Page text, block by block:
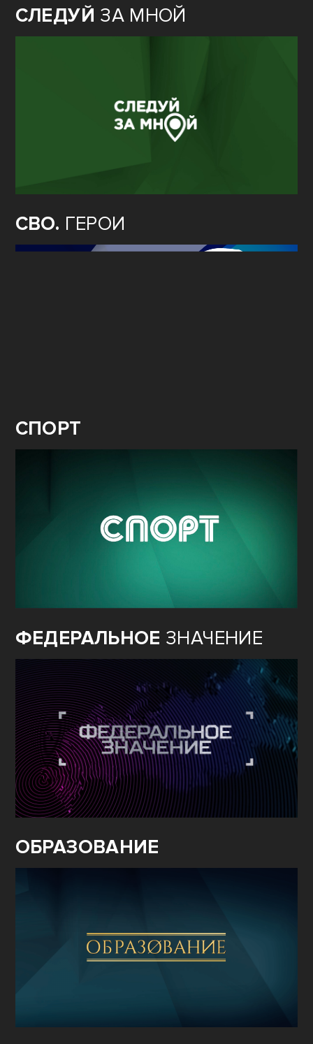
СЛЕДУЙ ЗА МНОЙ
СВО. ГЕРОИ
СПОРТ
ФЕДЕРАЛЬНОЕ ЗНАЧЕНИЕ
ОБРАЗОВАНИЕ